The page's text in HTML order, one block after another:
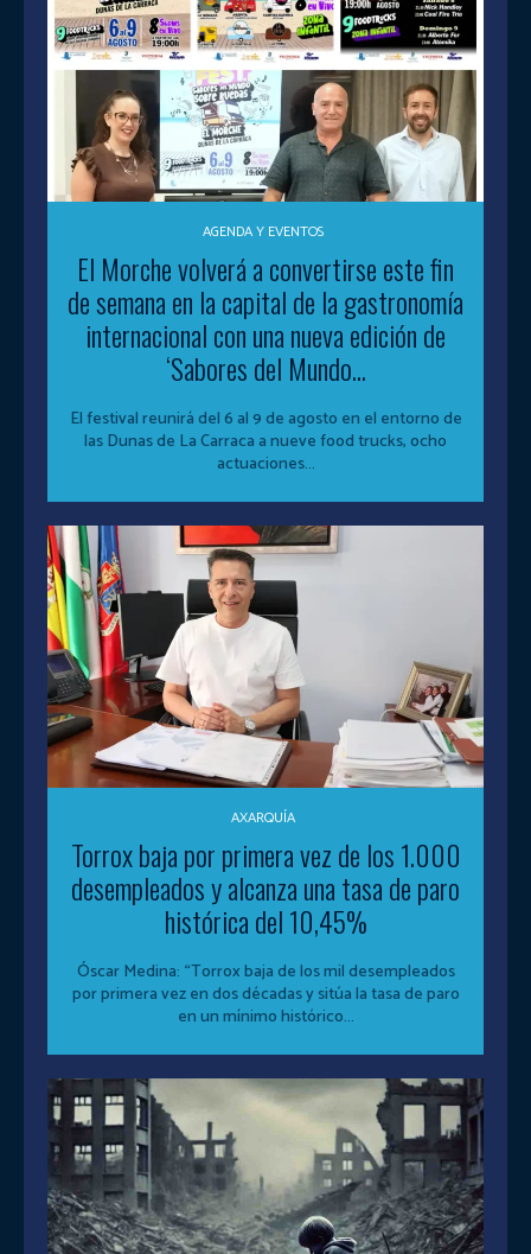
AGENDA Y EVENTOS
El Morche volverá a convertirse este fin
de semana en la capital de la gastronomía
internacional con una nueva edición de
‘Sabores del Mundo...
El festival reunirá del 6 al 9 de agosto en el entorno de
las Dunas de La Carraca a nueve food trucks, ocho
actuaciones...
AXARQUÍA
Torrox baja por primera vez de los 1.000
desempleados y alcanza una tasa de paro
histórica del 10,45%
Óscar Medina: “Torrox baja de los mil desempleados
por primera vez en dos décadas y sitúa la tasa de paro
en un mínimo histórico...